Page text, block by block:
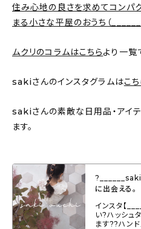
住み心地の良さを求めてコンパ
まる小さな平屋のおうち（
ムクリのコラムはこちらより一覧
sakiさんのインスタグラムはこち
sakiさんの素敵な日用品・アイ
ます。
に出会える。
インスタ【
い?ハッシュ
ます??ハン